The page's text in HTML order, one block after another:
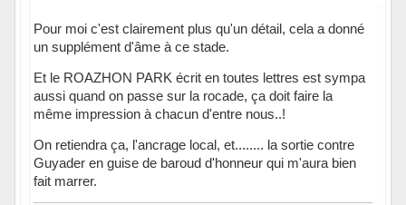
Pour moi c'est clairement plus qu'un détail, cela a donné
un supplément d'âme à ce stade.
Et le ROAZHON PARK écrit en toutes lettres est sympa
aussi quand on passe sur la rocade, ça doit faire la
même impression à chacun d'entre nous..!
On retiendra ça, l'ancrage local, et........ la sortie contre
Guyader en guise de baroud d'honneur qui m'aura bien
fait marrer.